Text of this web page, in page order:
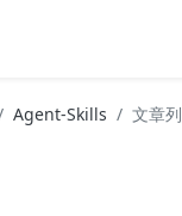
Agent-Skills 文章